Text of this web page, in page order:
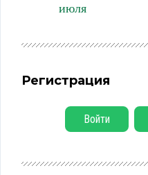
июля
Регистрация
Войти